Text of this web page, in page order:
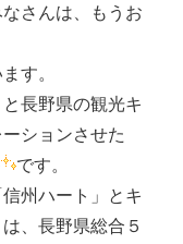
さんは、もうお
す。
長野県の観光キ
ションさせた
です。
州ハート」とキ
、長野県総合５